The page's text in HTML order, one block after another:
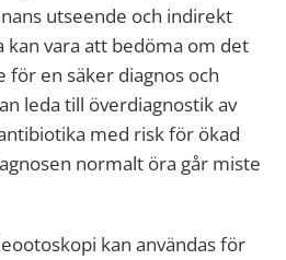
utseende och indirekt
vara att bedöma om det
för en säker diagnos och
leda till överdiagnostik av
med risk för ökad
normalt öra går miste
kan användas för